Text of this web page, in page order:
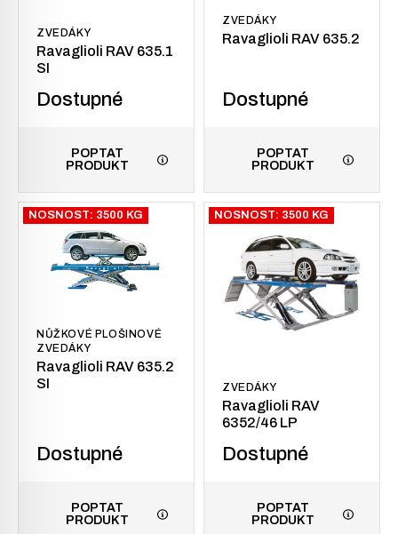
ZVEDÁKY
Ravaglioli RAV 635.1
SI
Dostupné
POPTAT
PRODUKT
ZVEDÁKY
Ravaglioli RAV 635.2
Dostupné
POPTAT
PRODUKT
NOSNOST: 3500 KG
NŮŽKOVÉ PLOŠINOVÉ
ZVEDÁKY
Ravaglioli RAV 635.2
SI
Dostupné
POPTAT
PRODUKT
NOSNOST: 3500 KG
ZVEDÁKY
Ravaglioli RAV
6352/46 LP
Dostupné
POPTAT
PRODUKT